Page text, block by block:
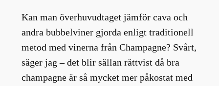
Kan man överhuvudtaget jämför cava och
andra bubbelviner gjorda enligt traditionell
metod med vinerna från Champagne? Svårt,
säger jag – det blir sällan rättvist då bra
champagne är så mycket mer påkostat med